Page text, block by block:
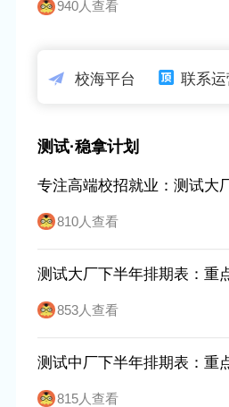
940人查看
校海平台 联系
测试·稳拿计划
专注高端校招就业：测试大
只要在每个环节的前20%
810人查看
测试大厂下半年排期表：重
招也要抢
853人查看
测试中厂下半年排期表：重
转正 普通一本为主
815人查看